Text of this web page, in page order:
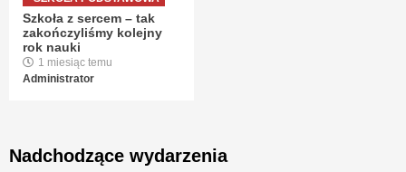
Szkoła z sercem – tak
zakończyliśmy kolejny
rok nauki
1 miesiąc temu
Administrator
Nadchodzące wydarzenia